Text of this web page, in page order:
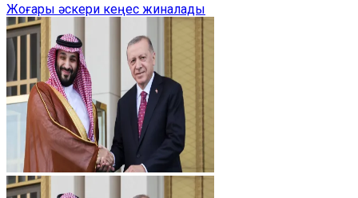
Жоғары әскери кеңес жиналады